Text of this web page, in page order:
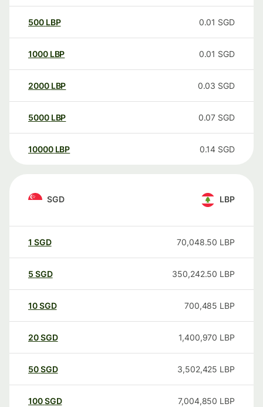
500 LBP 0.01 SGD
1000 LBP 0.01 SGD
2000 LBP 0.03 SGD
5000 LBP 0.07 SGD
10000 LBP 0.14 SGD
SGD LBP
1 SGD 70,048.50 LBP
5 SGD 350,242.50 LBP
10SGD 700,485 LBP
20SGD 1,400,970 LBP
50SGD 3,502,425 LBP
100SGD 7,004,850 LBP